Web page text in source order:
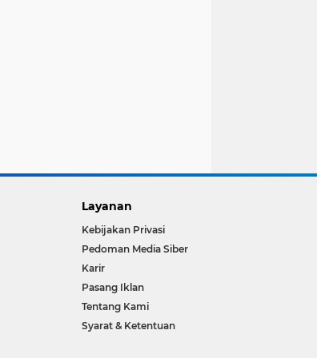
Layanan
Kebijakan Privasi
Pedoman Media Siber
Karir
Pasang Iklan
Tentang Kami
Syarat & Ketentuan